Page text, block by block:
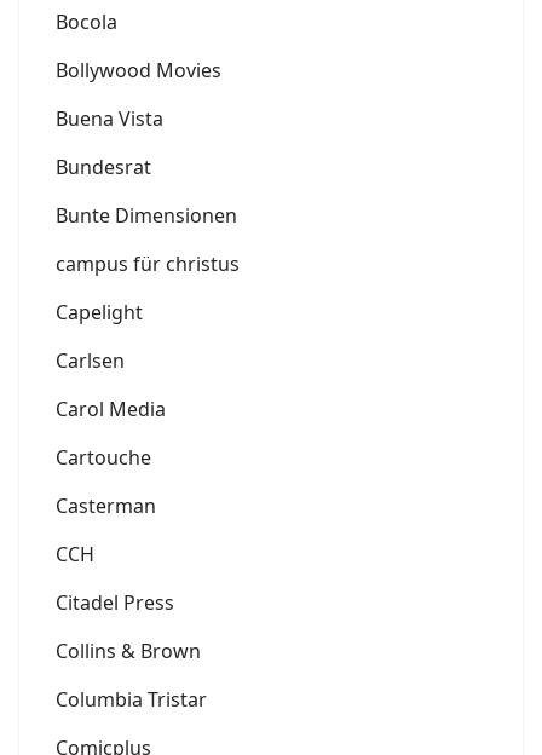
Bocola
Bollywood Movies
Buena Vista
Bundesrat
Bunte Dimensionen
campus für christus
Capelight
Carlsen
Carol Media
Cartouche
Casterman
CCH
Citadel Press
Collins & Brown
Columbia Tristar
Comicplus